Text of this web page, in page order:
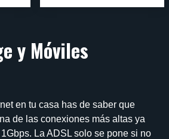
y Móviles
en tu casa has de saber que
de las conexiones más altas ya
La ADSL solo se pone si no